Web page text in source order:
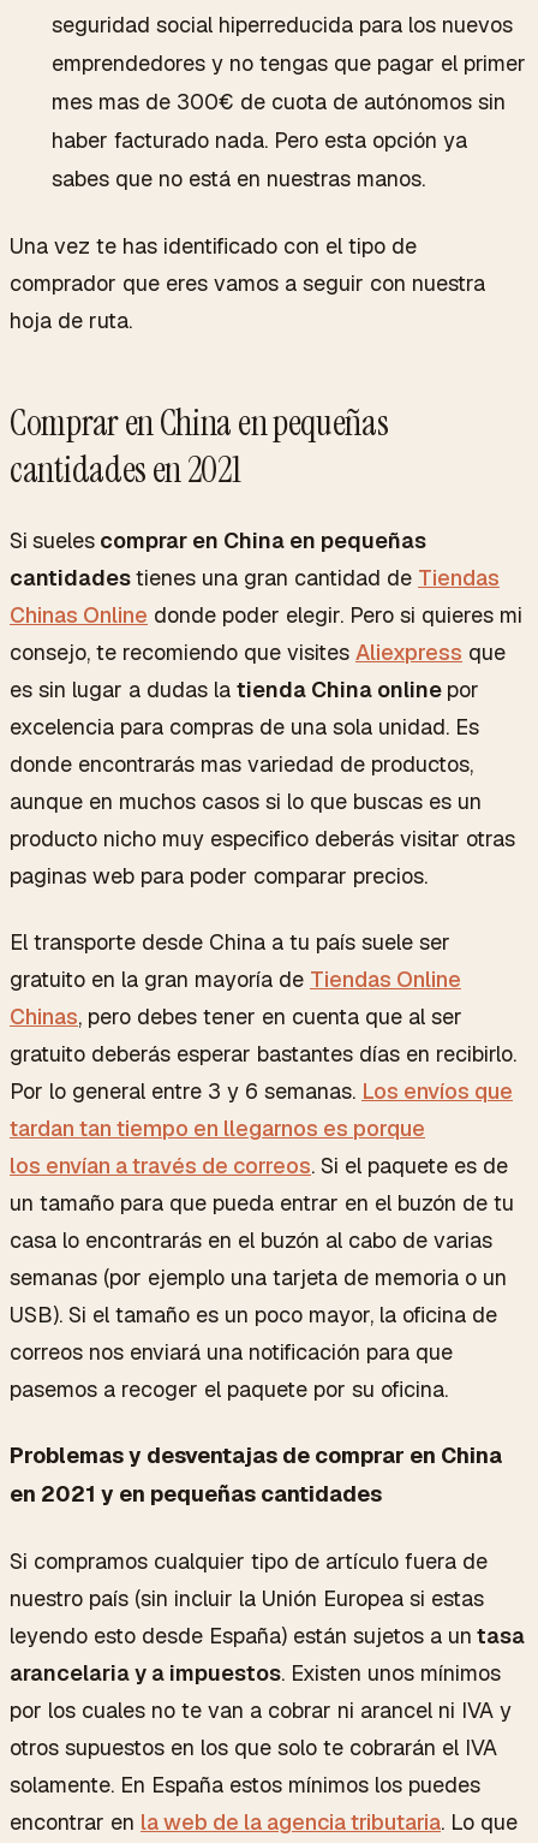
seguridad social hiperreducida para los nuevos
emprendedores y no tengas que pagar el primer
mes mas de 300€ de cuota de autónomos sin
haber facturado nada. Pero esta opción ya
sabes que no está en nuestras manos.
Una vez te has identificado con el tipo de
comprador que eres vamos a seguir con nuestra
hoja de ruta.
Comprar en China en pequeñas
cantidades en 2021
Si sueles comprar en China en pequeñas
cantidadestienes una gran cantidad de Tiendas
Chinas Online donde poder elegir. Pero si quieres mi
consejo, te recomiendo que visites Aliexpress que
es sin lugar a dudas la tienda China online por
excelencia para compras de una sola unidad. Es
donde encontrarás mas variedad de productos,
aunque en muchos casos si lo que buscas es un
producto nicho muy especifico deberás visitar otras
paginas web para poder comparar precios.
El transporte desde China a tu país suele ser
gratuito en la gran mayoría de Tiendas Online
Chinas, pero debes tener en cuenta que al ser
gratuito deberás esperar bastantes días en recibirlo.
Por lo general entre 3 y 6 semanas. Los envíos que
tardan tan tiempo en llegarnos es porque
los envían a través de correos. Si el paquete es de
un tamaño para que pueda entrar en el buzón de tu
casa lo encontrarás en el buzón al cabo de varias
semanas (por ejemplo una tarjeta de memoria o un
USB). Si el tamaño es un poco mayor, la oficina de
correos nos enviará una notificación para que
pasemos a recoger el paquete por su oficina.
Problemas y desventajas de comprar en China
en 2021 y en pequeñas cantidades
Si compramos cualquier tipo de artículo fuera de
nuestro país (sin incluir la Unión Europea si estas
leyendo esto desde España) están sujetos a un tasa
arancelaria y a impuestos. Existen unos mínimos
por los cuales no te van a cobrar ni arancel ni IVA y
otros supuestos en los que solo te cobrarán el IVA
solamente. En España estos mínimos los puedes
encontrar en la web de la agencia tributaria. Lo que